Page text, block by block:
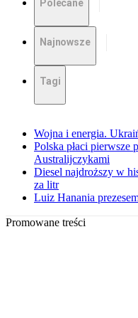
Polecane
Najnowsze
Tagi
Wojna i energia.
Polska płaci pierwsze
Australijczykami
Diesel najdroższy w
za litr
Luiz Hanania
Promowane treści